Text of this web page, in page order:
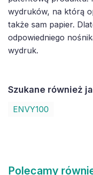
wydruków, na którą
także sam papier.
odpowiedniego
wydruk.
Szukane również
ENVY100
Polecamy